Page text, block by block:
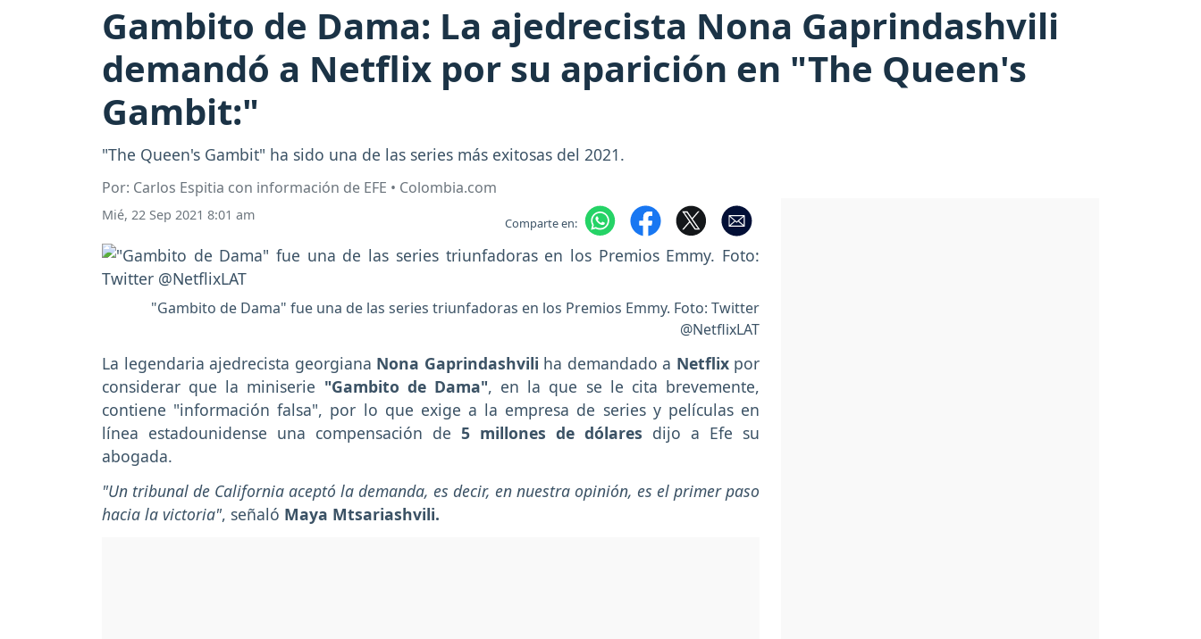
Gambito de Dama: La ajedrecista Nona Gaprindashvili
demandó a Netflix por su aparición en "The Queen's
Gambit:"
"The Queen's Gambit" ha sido una de las series más exitosas del 2021.
Por: Carlos Espitia con información de EFE • Colombia.com
Mié, 22 Sep 2021 8:01 am Comparte en:
"Gambito de Dama" fue una de las series triunfadoras en los Premios Emmy. Foto: Twitter
@NetflixLAT
La legendaria ajedrecista georgiana Nona Gaprindashvili ha demandado a Netflixpor
considerar que la miniserie "Gambito de Dama", en la que se le cita brevemente,
contiene "información falsa", por lo que exige a la empresa de series y películas en
línea estadounidense una compensación de 5 millones de dólares dijo a Efe su
abogada.
"Un tribunal de California aceptó la demanda, es decir, en nuestra opinión, es el primer paso
hacia la victoria", señaló Maya Mtsariashvili.